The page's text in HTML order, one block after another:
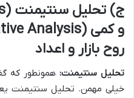
روح بازار و اعداد
تحلیل سنتیمنت: همونطور که
خیلی مهمن. تحلیل سنتیمنت